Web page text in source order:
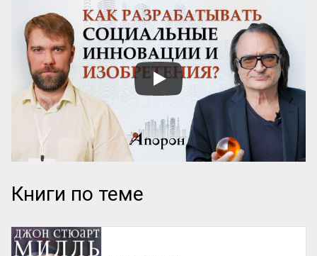
Книги по теме